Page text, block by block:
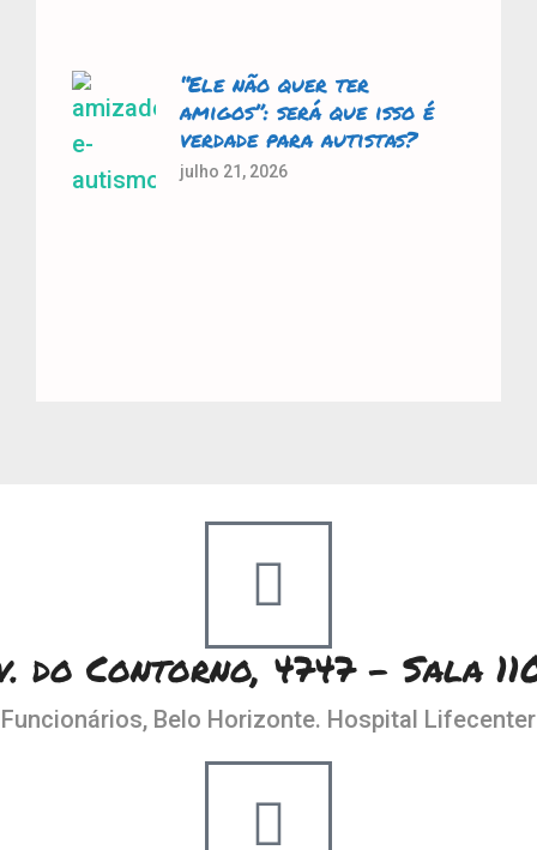
“Ele não quer ter
amigos”: será que isso é
verdade para autistas?
julho 21, 2026
do Contorno, 4747 - Sala
Funcionários, Belo Horizonte. Hospital Lifecenter